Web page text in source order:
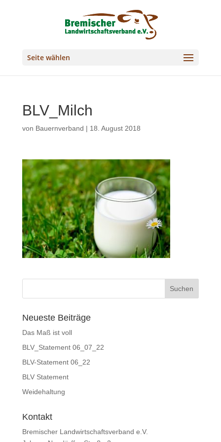
Seite wählen
BLV_Milch
von Bauernverband | 18. August 2018
Neueste Beiträge
Das Maß ist voll
BLV_Statement 06_07_22
BLV-Statement 06_22
BLV Statement
Weidehaltung
Kontakt
Bremischer Landwirtschaftsverband e.V.